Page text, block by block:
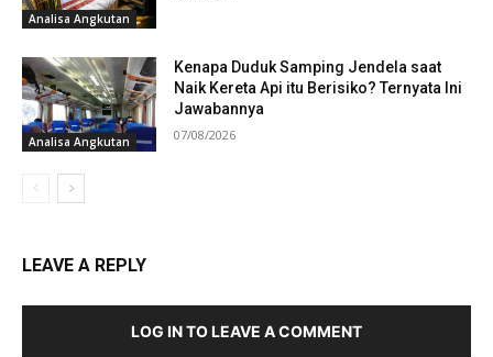
Analisa Angkutan
Analisa Angkutan
Kenapa Duduk Samping Jendela saat
Naik Kereta Api itu Berisiko? Ternyata Ini
Jawabannya
07/08/2026
LEAVE A REPLY
LOG IN TO LEAVE A COMMENT